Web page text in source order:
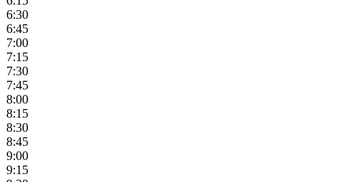
6:30
6:45
7:00
7:15
7:30
7:45
8:00
8:15
8:30
8:45
9:00
9:15